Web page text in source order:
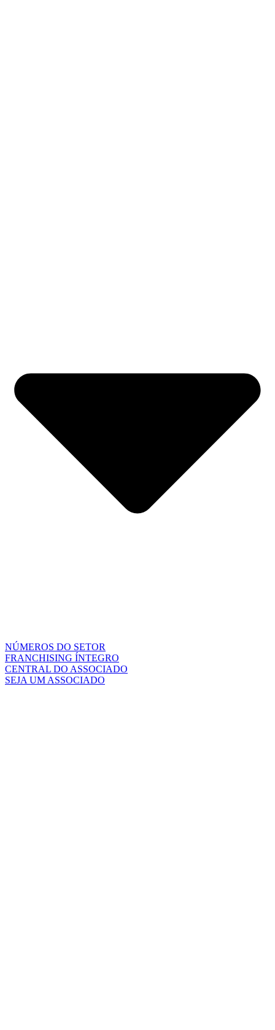
NÚMEROS DO SETOR
FRANCHISING ÍNTEGRO
CENTRAL DO ASSOCIADO
SEJA UM ASSOCIADO